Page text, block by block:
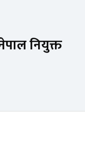
नियुक्त